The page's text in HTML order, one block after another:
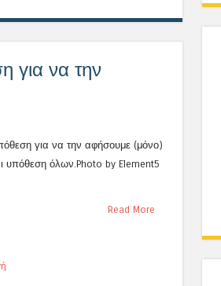
για να την
για να την αφήσουμε (μόνο)
υπόθεση όλων.Photo by Element5
Read More